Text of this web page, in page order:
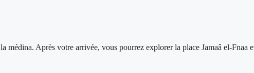
Après votre arrivée, vous pourrez explorer la place Jamaâ el-Fnaa